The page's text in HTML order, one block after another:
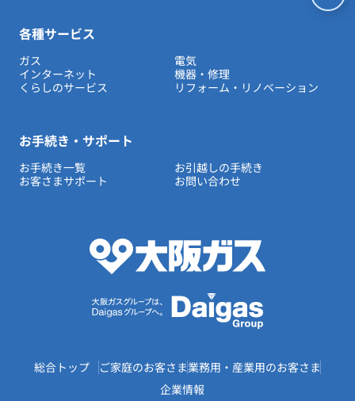
各種サービス
ガス
電気
インターネット
機器・修理
くらしのサービス
リフォーム・リノベーション
お手続き・サポート
お手続き一覧
お引越しの手続き
お客さまサポート
お問い合わせ
総合トップ ご家庭のお客さま業務用・産業用のお客さま
企業情報